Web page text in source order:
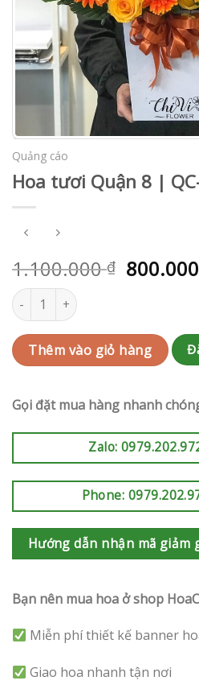
Quảng cáo
Hoa tươi Quận 8 |
1.100.000₫ 800.000
Hoa tươi Quận 8 | QC-HCVLKT30
Thêm vào giỏ hàng
Gọi đặt mua hàng nhanh
Zalo:
Phone:
Hướng dẫn nhận mã giảm
Bạn nên mua hoa ở shop
Miễn phí thiết kế banner
Giao hoa nhanh tận nơi